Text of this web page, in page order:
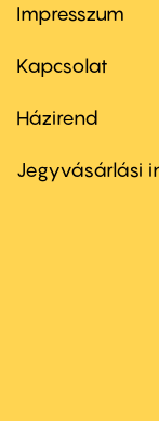
Footer
first
Impresszum
Kapcsolat
Footer
second
Házirend
Jegyvásárlási